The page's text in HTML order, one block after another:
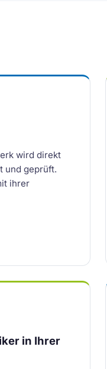
wird direkt
und geprüft.
ihrer
in Ihrer